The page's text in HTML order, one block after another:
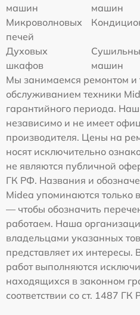
машин
машин
Микроволновых
печей
Духовых
шкафов
машин
Мы занимаемся ремонтом и
обслуживанием техники
гарантийного периода.
независимо и не имеет
производителя. Цены на
носят исключительно
не являются публичной
ГК РФ. Названия и
Midea упоминаются
— чтобы обозначить
работаем. Наша
владельцами указанных
представляет их
работ выполняются
находящихся в законном
соответствии со ст. 1487 ГК